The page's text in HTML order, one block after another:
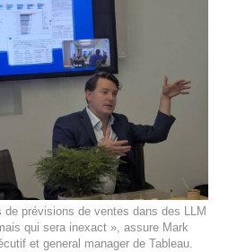
prévisions de ventes dans des LLM
qui sera inexact », assure Mark
et general manager de Tableau.